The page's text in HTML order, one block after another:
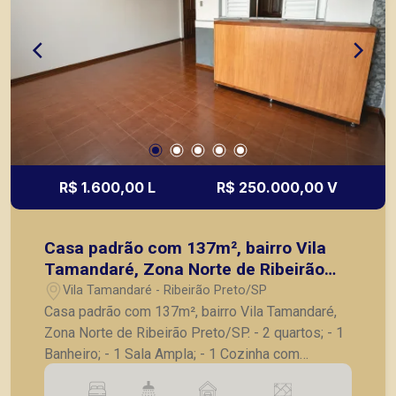
entrega: Novembro/2028 A Piramid tem como
objetivo atender seus clientes com agilidade e
segurança, em locação, vendas de imóveis
prontos, usados ou mesmo nos principais
lançamentos da cidade de Ribeirão Preto.
R$ 1.600,00 L R$ 250.000,00 V
Casa padrão com 137m², bairro Vila
Tamandaré, Zona Norte de Ribeirão
Preto/SP.
Vila Tamandaré - Ribeirão Preto/SP
Casa padrão com 137m², bairro Vila Tamandaré,
Zona Norte de Ribeirão Preto/SP. - 2 quartos; - 1
Banheiro; - 1 Sala Ampla; - 1 Cozinha com
armarios; - 1 Lavanderia; - 1 Quintal; - 1 Vaga